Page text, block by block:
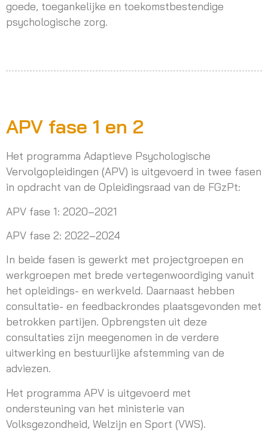
goede, toegankelijke en toekomstbestendige
psychologische zorg.
APV fase 1 en 2
Het programma Adaptieve Psychologische
Vervolgopleidingen (APV) is uitgevoerd in twee fasen
in opdracht van de Opleidingsraad van de FGzPt:
APV fase 1: 2020–2021
APV fase 2: 2022–2024
In beide fasen is gewerkt met projectgroepen en
werkgroepen met brede vertegenwoordiging vanuit
het opleidings- en werkveld. Daarnaast hebben
consultatie- en feedbackrondes plaatsgevonden met
betrokken partijen. Opbrengsten uit deze
consultaties zijn meegenomen in de verdere
uitwerking en bestuurlijke afstemming van de
adviezen.
Het programma APV is uitgevoerd met
ondersteuning van het ministerie van
Volksgezondheid, Welzijn en Sport (VWS).